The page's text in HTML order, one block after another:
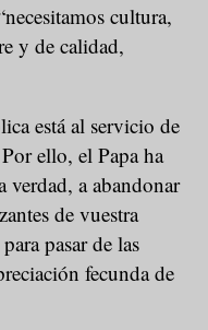
cultura,
y de calidad,
está al servicio de
ello, el Papa ha
verdad, a abandonar
de vuestra
pasar de las
fecunda de